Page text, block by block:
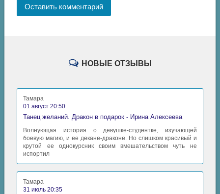
Оставить комментарий
НОВЫЕ ОТЗЫВЫ
Тамара
01 август 20:50
Танец желаний. Дракон в подарок - Ирина Алексеева
Волнующая история о девушке-студентке, изучающей
боевую магию, и ее декане-драконе. Но слишком красивый и
крутой ее однокурсник своим вмешательством чуть не
испортил
Тамара
31 июль 20:35